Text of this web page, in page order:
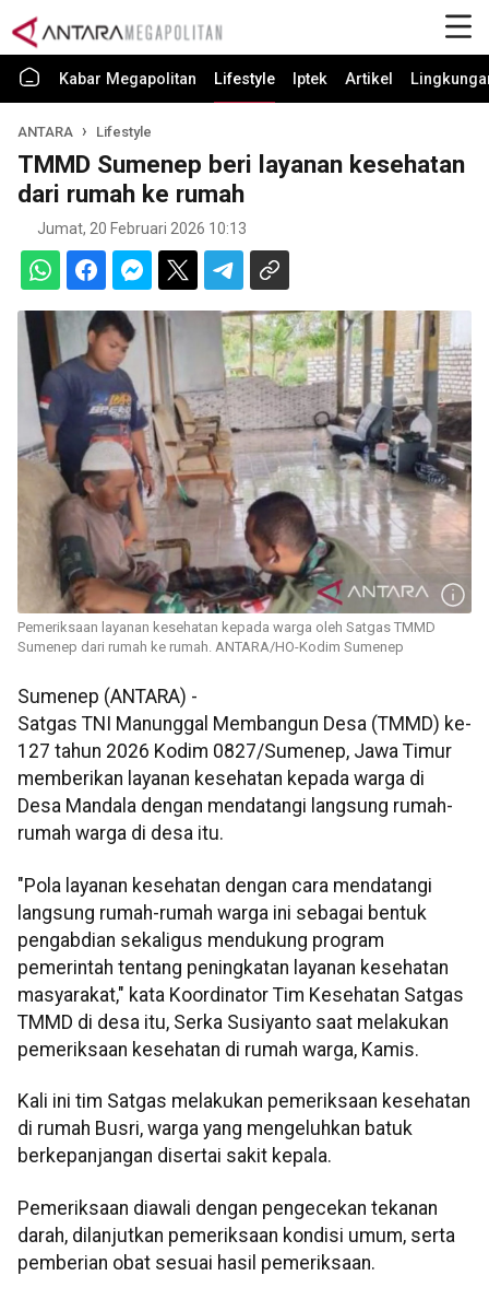
Kabar Megapolitan Lifestyle Iptek Artikel
ANTARA Lifestyle
TMMD Sumenep beri layanan kesehatan
dari rumah ke rumah
Jumat, 20 Februari 2026 10:13
Pemeriksaan layanan kesehatan kepada warga oleh Satgas TMMD
Sumenep dari rumah ke rumah. ANTARA/HO-Kodim Sumenep
Sumenep (ANTARA) -
Satgas TNI Manunggal Membangun Desa (TMMD) ke-
127 tahun 2026 Kodim 0827/Sumenep, Jawa Timur
memberikan layanan kesehatan kepada warga di
Desa Mandala dengan mendatangi langsung rumah-
rumah warga di desa itu.
"Pola layanan kesehatan dengan cara mendatangi
langsung rumah-rumah warga ini sebagai bentuk
pengabdian sekaligus mendukung program
pemerintah tentang peningkatan layanan kesehatan
masyarakat," kata Koordinator Tim Kesehatan Satgas
TMMD di desa itu, Serka Susiyanto saat melakukan
pemeriksaan kesehatan di rumah warga, Kamis.
Kali ini tim Satgas melakukan pemeriksaan kesehatan
di rumah Busri, warga yang mengeluhkan batuk
berkepanjangan disertai sakit kepala.
Pemeriksaan diawali dengan pengecekan tekanan
darah, dilanjutkan pemeriksaan kondisi umum, serta
pemberian obat sesuai hasil pemeriksaan.